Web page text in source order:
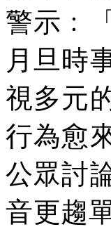
警示﹕
月旦時
視多元
行為愈
公眾討
音更趨